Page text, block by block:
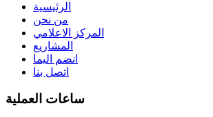
الرئيسية
من نحن
المركز الاعلامي
المشاريع
انضم اليما
اتصل بنا
ساعات العملية